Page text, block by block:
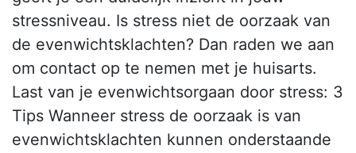
stressniveau. Is stress niet de oorzaak van
de evenwichtsklachten? Dan raden we aan
om contact op te nemen met je huisarts.
Last van je evenwichtsorgaan door stress: 3
Tips Wanneer stress de oorzaak is van
evenwichtsklachten kunnen onderstaande